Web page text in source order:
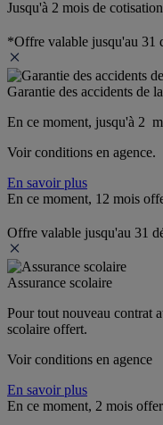
Jusqu'à 2 mois de
*Offre valable jusqu'au 31
Garantie des accidents de
En ce moment, jusqu'à 2
Voir conditions en agence.
En savoir plus
En ce moment, 12 mois
Offre valable jusqu'au 31
Assurance scolaire
Pour tout nouveau contrat
scolaire offert.
Voir conditions en agence
En savoir plus
En ce moment, 2 mois